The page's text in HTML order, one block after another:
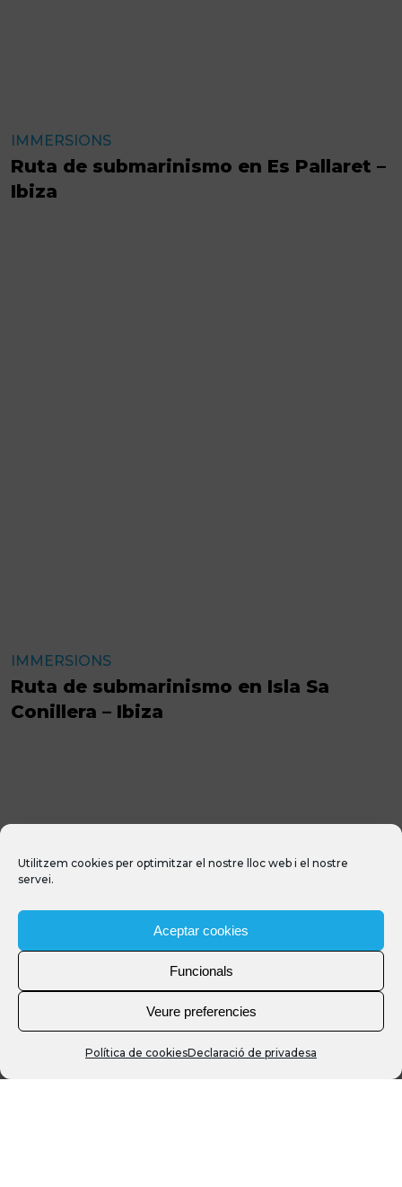
Utilitzem cookies per optimitzar el nostre lloc web i el nostre
servei.
Aceptar cookies
Funcionals
Veure preferencies
Política de cookiesDeclaració de privadesa
IMMERSIONS
Ruta de submarinismo en Es Pallaret –
Ibiza
IMMERSIONS
Ruta de submarinismo en Isla Sa
Conillera – Ibiza